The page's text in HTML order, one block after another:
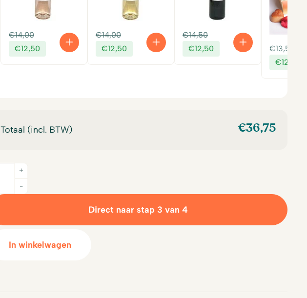
€14,00 Oorspronkelijke
prijs
was:
€12,50
Huidige
€14,00Oorspronkelijke
prijs
was:
€12,50
Huidige
prijs
€14,50Oorspronkelijke
prijs
was:
€12,50
Huidige
prijs
€13,50
€12,50
Totaal (incl. BTW) €36,75
Quantity
-
+
Direct naar stap 3 van 4
In winkelwagen